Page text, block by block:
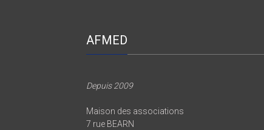
AFMED
Depuis 2009
Maison des associations
7 rue BEARN